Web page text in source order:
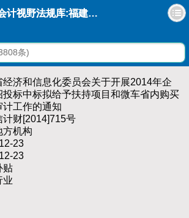
会计视野法规库:福建省经济和信息化委员会关于开展2014年企业参与省外项目招投标中标拟给予扶持项目和微车省内购买拟补贴项目专项审计工作的通知
经济和信息化委员会关于开展2014年企
投标中标拟给予扶持项目和微车省内购买
工作的通知
计财[2014]715号
方机构
23
23
贴
业